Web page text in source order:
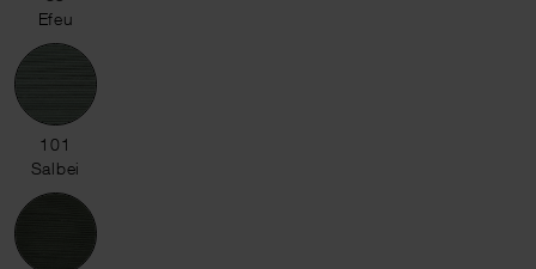
Efeu
101 Salbei
101
Salbei